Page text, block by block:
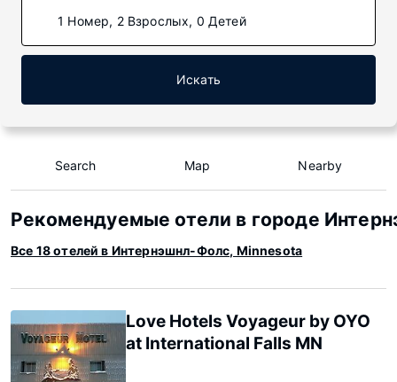
1 Номер, 2 Взрослых, 0 Детей
Искать
Search Map Nearby
Рекомендуемые отели в городе
Все 18 отелей в Интернэшнл-Фолс, Minnesota
Love Hotels Voyageur by OYO
at International Falls MN